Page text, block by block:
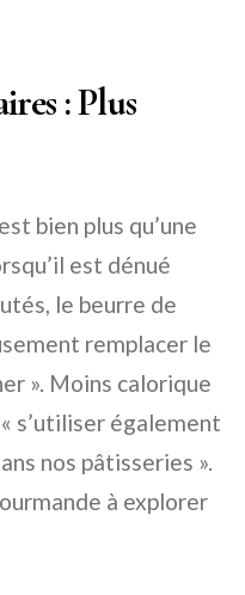
: Plus
bien plus qu’une
est dénué
le beurre de
remplacer le
». Moins calorique
s’utiliser également
nos pâtisseries ».
à explorer